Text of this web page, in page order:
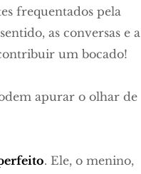
frequentados pela
as conversas e a
um bocado!
apurar o olhar de
. Ele, o menino,